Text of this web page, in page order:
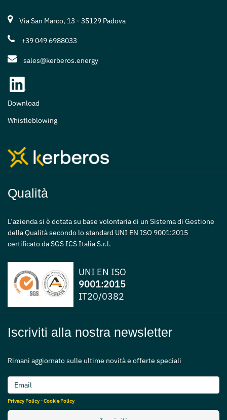
Via San Marco, 13 - 35129 Padova
+39 049 6988033
sales@kerberos.energy
Download
Whistleblowing
Qualità
L’azienda si è dotata su base volontaria di un Sistema di Gestione
della Qualità secondo lo standard UNI EN ISO 9001:2015
certificato da SGS ICS Italia S.r.l.
UNI EN ISO
9001:2015
IT20/0382
Iscriviti alla nostra newsletter
Rimani aggiornato sulle ultime novità e offerte speciali
Privacy Policy-Cookie Policy